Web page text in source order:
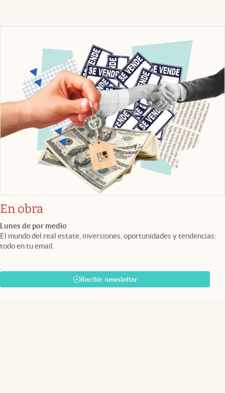
En obra
Lunes de por medio
El mundo del real estate, inversiones, oportunidades y tendencias:
todo en tu email.
Recibir newsletter